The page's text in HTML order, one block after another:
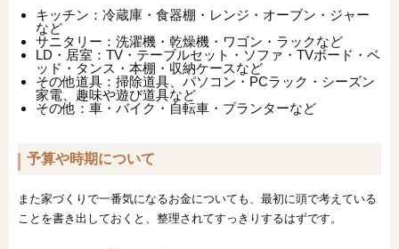
キッチン：冷蔵庫・食器棚・レンジ・オーブン・ジャー
など
サニタリー：洗濯機・乾燥機・ワゴン・ラックなど
LD・居室：TV・テーブルセット・ソファ・TVボード・ベ
ッド・タンス・本棚・収納ケースなど
その他道具：掃除道具、パソコン・PCラック・シーズン
家電、趣味や遊び道具など
その他：車・バイク・自転車・プランターなど
予算や時期について
また家づくりで一番気になるお金についても、最初に頭で考えている
ことを書き出しておくと、整理されてすっきりするはずです。